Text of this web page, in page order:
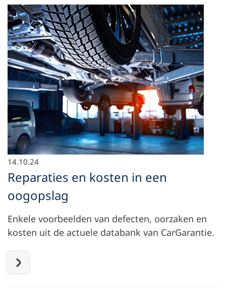
14.10.24
Reparaties en kosten in een
oogopslag
Enkele voorbeelden van defecten, oorzaken en
kosten uit de actuele databank van CarGarantie.